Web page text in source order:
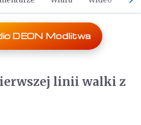
DEON Modlitwa
linii walki z